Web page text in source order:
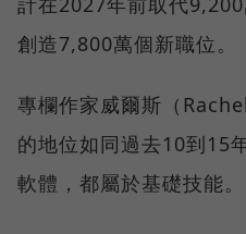
創造7,800萬個新職位。
專欄作家威爾斯（
的地位如同過去10到
軟體，都屬於基礎技能。